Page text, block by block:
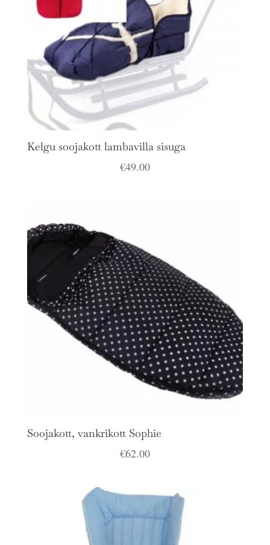
Kelgu soojakott lambavilla sisuga
€49.00
Soojakott, vankrikott Sophie
€62.00